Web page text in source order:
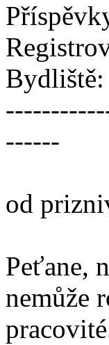
------
od
Peťane,
nemůže